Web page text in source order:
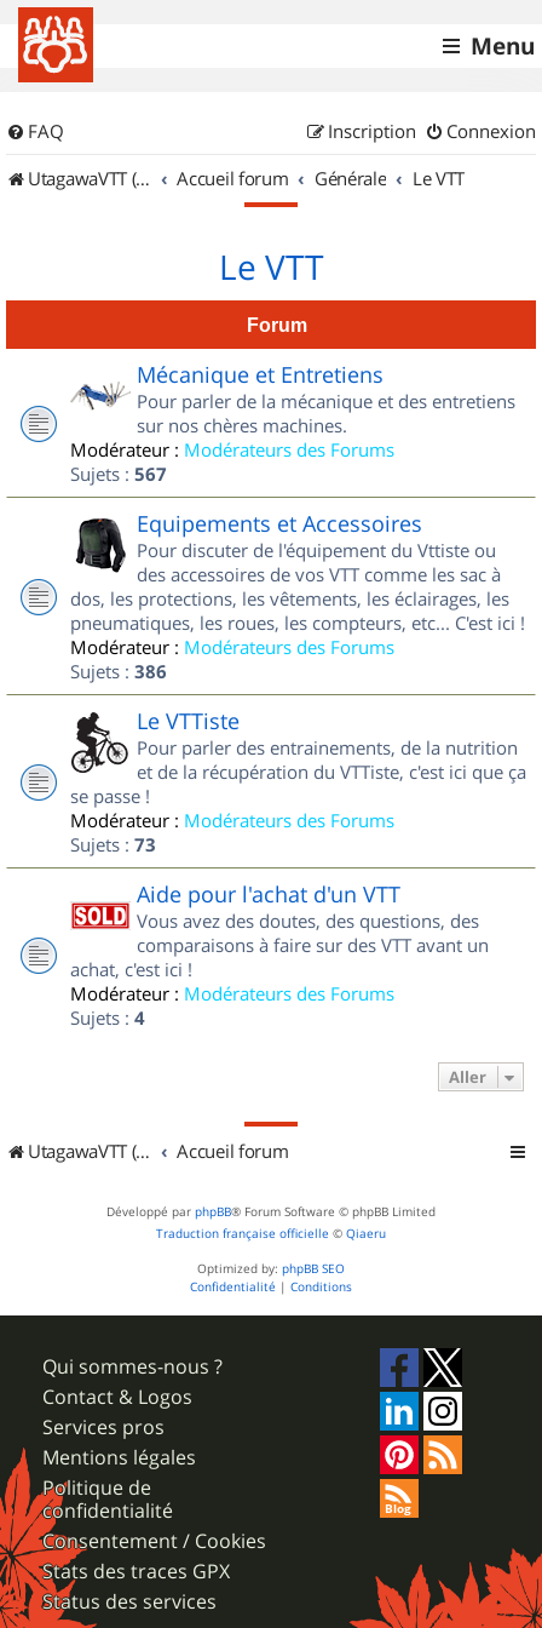
Menu
FAQ Connexion
Inscription
UtagawaVTT (Randos VTT et VTTAE avec traces GPS)
Accueil forum Générale Le VTT
Le VTT
Forum
Mécanique et Entretiens
Pour parler de la mécanique et des entretiens
sur nos chères machines.
Modérateur : Modérateurs des Forums
Sujets : 567
Equipements et Accessoires
Pour discuter de l'équipement du Vttiste ou
des accessoires de vos VTT comme les sac à
dos, les protections, les vêtements, les éclairages, les
pneumatiques, les roues, les compteurs, etc... C'est ici !
Modérateur : Modérateurs des Forums
Sujets : 386
Le VTTiste
Pour parler des entrainements, de la nutrition
et de la récupération du VTTiste, c'est ici que ça
se passe !
Modérateur : Modérateurs des Forums
Sujets : 73
Aide pour l'achat d'un VTT
Vous avez des doutes, des questions, des
comparaisons à faire sur des VTT avant un
achat, c'est ici !
Modérateur : Modérateurs des Forums
Sujets : 4
Aller
UtagawaVTT (Randos VTT et VTTAE avec traces GPS) Accueil forum
Développé par phpBB® Forum Software © phpBB Limited
Traduction française officielle © Qiaeru
Optimized by: phpBB SEO
Confidentialité | Conditions
Qui sommes-nous ?
Contact & Logos
Services pros
Mentions légales
Politique de
confidentialité
Consentement / Cookies
Stats des traces GPX
Status des services